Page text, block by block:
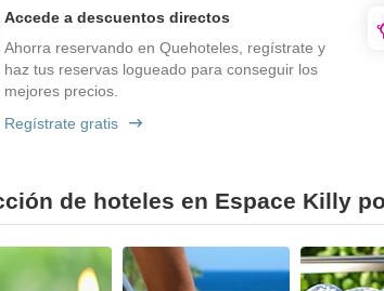
Accede a descuentos directos
Ahorra reservando en Quehoteles, regístrate y
haz tus reservas logueado para conseguir los
mejores precios.
Regístrate gratis
de hoteles en Espace Killy